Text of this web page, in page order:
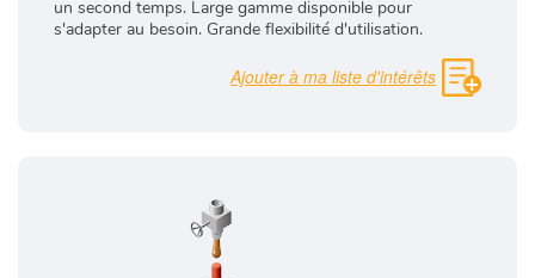
un second temps. Large gamme disponible pour
s'adapter au besoin. Grande flexibilité d'utilisation.